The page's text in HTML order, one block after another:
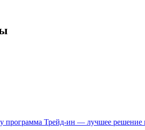
программа Трейд-ин — лучшее